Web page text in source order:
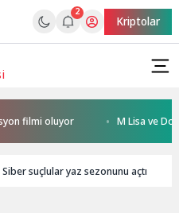
2
Kriptolar
oluyor M Lisa ve Dolu
Siber suçlular yaz sezonunu açtı